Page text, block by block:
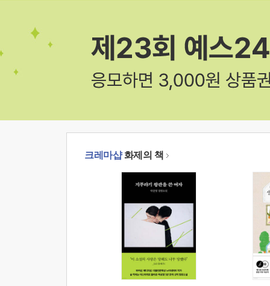
크레마샵화제의 책